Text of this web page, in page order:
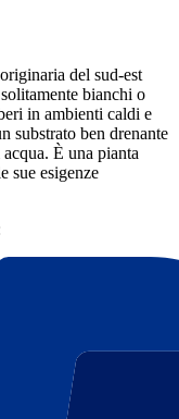
del sud-est
bianchi o
in ambienti caldi e
substrato ben drenante
È una pianta
sue esigenze